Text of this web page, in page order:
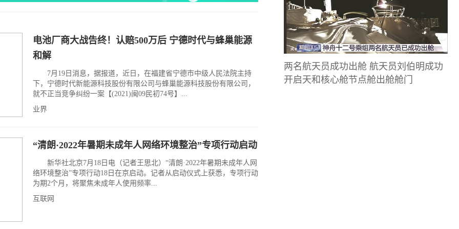
电池厂商大战告终！认赔500万后 宁德时代与蜂巢能源
和解
7月19日消息，据报道，近日，在福建省宁德市中级人民法院主持
下，宁德时代新能源科技股份有限公司与蜂巢能源科技股份有限公司，
就不正当竞争纠纷一案【(2021)闽09民初74号】...
业界
“清朗·2022年暑期未成年人网络环境整治”专项行动启动
新华社北京7月18日电（记者王思北）“清朗·2022年暑期未成年人网
络环境整治”专项行动18日在京启动。记者从启动仪式上获悉，专项行动
为期2个月，将聚焦未成年人使用频率...
互联网
两名航天员成功出舱 航天员刘伯明成功
开启天和核心舱节点舱出舱舱门